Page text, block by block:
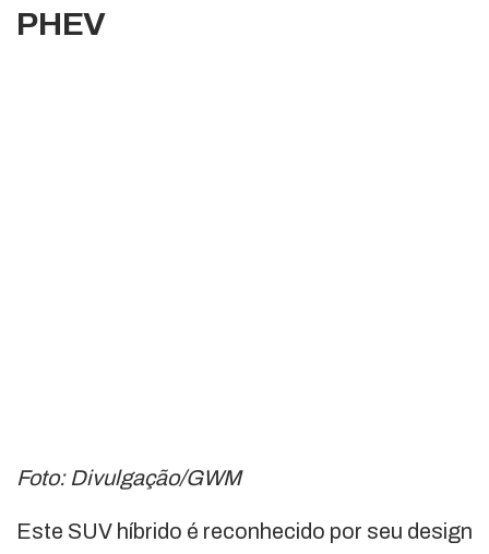
PHEV
Foto: Divulgação/GWM
Este SUV híbrido é reconhecido por seu design